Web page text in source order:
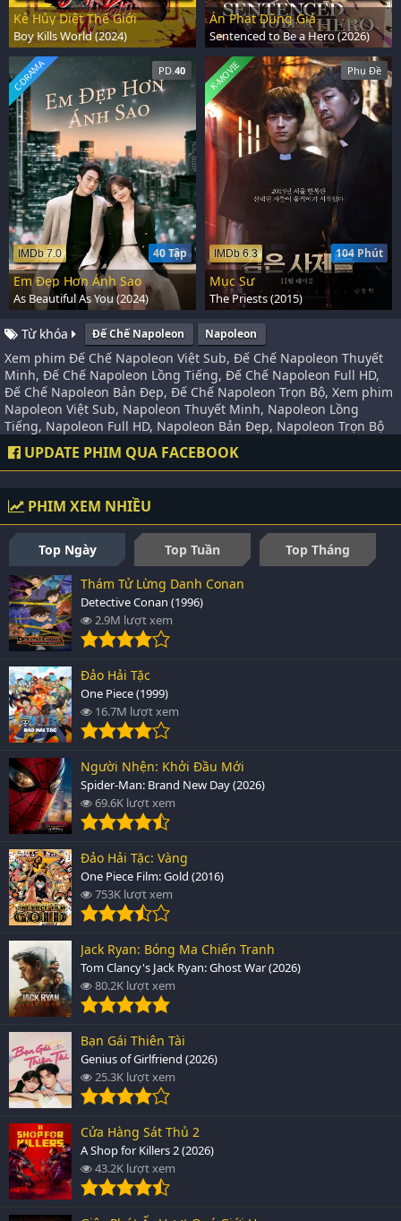
Kẻ Hủy Diệt Thế Giới
Boy Kills World (2024)
Án Phạt Dũng Giả
Sentenced to Be a Hero (2026)
PD.40
40 Tập
IMDb 7.0
C-DRAMA
Em Đẹp Hơn Ánh Sao
As Beautiful As You (2024)
Phụ Đề
104 Phút
IMDb 6.3
K-MOVIE
Mục Sư
The Priests (2015)
Từ khóa Đế Chế Napoleon Napoleon
Xem phim Đế Chế Napoleon Việt Sub, Đế Chế Napoleon Thuyết
Minh, Đế Chế Napoleon Lồng Tiếng, Đế Chế Napoleon Full HD,
Đế Chế Napoleon Bản Đẹp, Đế Chế Napoleon Trọn Bộ, Xem phim
Napoleon Việt Sub, Napoleon Thuyết Minh, Napoleon Lồng
Tiếng, Napoleon Full HD, Napoleon Bản Đẹp, Napoleon Trọn Bộ
UPDATE PHIM QUA FACEBOOK
PHIM XEM NHIỀU
Top Ngày Top Tuần
Top Tháng
Thám Tử Lừng Danh Conan
Detective Conan (1996)
2.9M lượt xem
Đảo Hải Tặc
One Piece (1999)
16.7M lượt xem
Người Nhện: Khởi Đầu Mới
Spider-Man: Brand New Day (2026)
69.6K lượt xem
Đảo Hải Tặc: Vàng
One Piece Film: Gold (2016)
753K lượt xem
Jack Ryan: Bóng Ma Chiến Tranh
Tom Clancy's Jack Ryan: Ghost War (2026)
80.2K lượt xem
Bạn Gái Thiên Tài
Genius of Girlfriend (2026)
25.3K lượt xem
Cửa Hàng Sát Thủ 2
A Shop for Killers 2 (2026)
43.2K lượt xem